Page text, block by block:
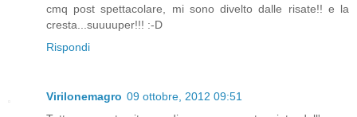
cmq post spettacolare, mi sono divelto dalle risate!! e la
cresta...suuuuper!!! :-D
Rispondi
Virilonemagro 09 ottobre, 2012 09:51